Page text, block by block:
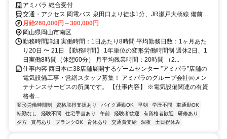
アミパラ 総合受付
交通・アクセス 岡電バス 泉田口より徒歩1分、JR瀬戸大橋線 備前西
市より徒歩20分 ★車・バイク通勤OK
月給260,000円～300,000円
岡山県岡山市南区
勤務時間詳細 実働時間：1日あたり8時間 平均勤務日数：1ヶ月あた
り20日 〜 21日 【勤務時間】 1年単位の変形労働時間制 週休2日、1
日実働8時間（休憩60分） 月平均残業時間：20時間 （2...
仕事内容 西日本に38店舗展開するゲームセンター ”アミパラ”店舗の
電気設備工事・営繕スタッフ募集！ アミパラのグループ会社㈱メン
テナンスサービスの所属です。 【仕事内容】 ※電気設備関連の有資
格者...
変形労働時間制 資格取得支援あり バイク通勤OK 早朝 学歴不問
車通勤OK
転勤なし
経験不問 住宅手当あり 午前 経験者歓迎 有資格者歓迎
研修あり
夕方
賞与あり ブランクOK 育休あり 交通費支給 深夜 土日祝休み